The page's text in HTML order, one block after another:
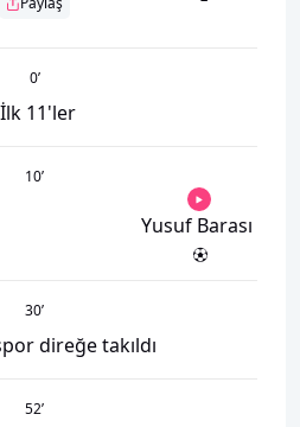
0’
İlk 11'ler
10’
Yusuf Barası
30’
direğe takıldı
52’